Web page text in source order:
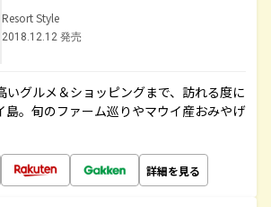
Resort Style
2018.12.12 発売
いグルメ＆ショッピングまで、訪れる度に
島。旬のファーム巡りやマウイ産おみやげ
詳細を見る